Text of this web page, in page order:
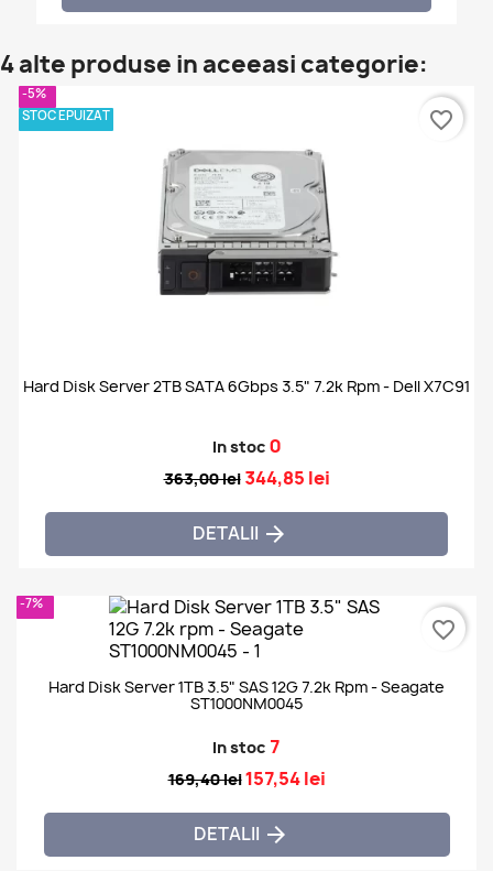
4 alte produse in aceeasi categorie:
Hard Disk Server 2TB SATA 6Gbps 3.5" 7.2k Rpm - Dell X7C91
In stoc 0
363,00 lei 344,85 lei
DETALII 
-5%
STOC EPUIZAT
favorite_border
Hard Disk Server 1TB 3.5" SAS 12G 7.2k Rpm - Seagate
ST1000NM0045
In stoc 7
169,40 lei157,54 lei
DETALII 
-7%
favorite_border